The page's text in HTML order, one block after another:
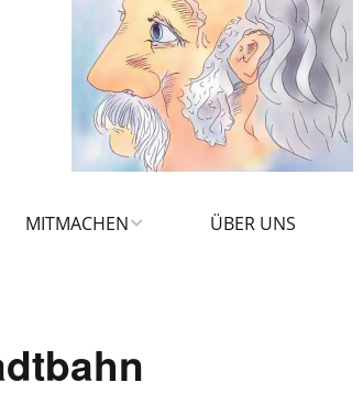
MITMACHEN ÜBER UNS